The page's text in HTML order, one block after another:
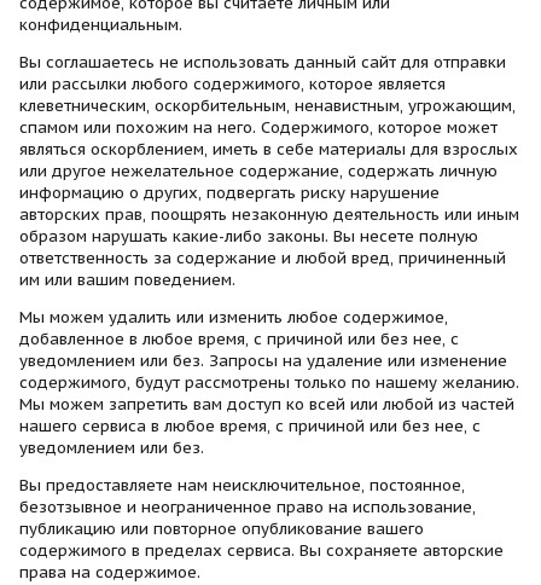
конфиденциальным.
Вы соглашаетесь не использовать данный сайт для отправки
или рассылки любого содержимого, которое является
клеветническим, оскорбительным, ненавистным, угрожающим,
спамом или похожим на него. Содержимого, которое может
являться оскорблением, иметь в себе материалы для взрослых
или другое нежелательное содержание, содержать личную
информацию о других, подвергать риску нарушение
авторских прав, поощрять незаконную деятельность или иным
образом нарушать какие-либо законы. Вы несете полную
ответственность за содержание и любой вред, причиненный
им или вашим поведением.
Мы можем удалить или изменить любое содержимое,
добавленное в любое время, с причиной или без нее, с
уведомлением или без. Запросы на удаление или изменение
содержимого, будут рассмотрены только по нашему желанию.
Мы можем запретить вам доступ ко всей или любой из частей
нашего сервиса в любое время, с причиной или без нее, с
уведомлением или без.
Вы предоставляете нам неисключительное, постоянное,
безотзывное и неограниченное право на использование,
публикацию или повторное опубликование вашего
содержимого в пределах сервиса. Вы сохраняете авторские
права на содержимое.